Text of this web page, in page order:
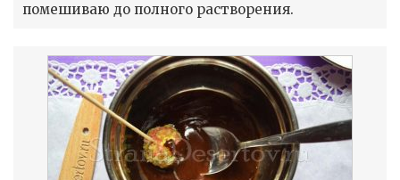
помешиваю до полного растворения.